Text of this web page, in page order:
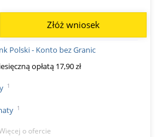
Złóż wniosek
Polski - Konto bez Granic
opłatą 17,90 zł
1
1
o ofercie